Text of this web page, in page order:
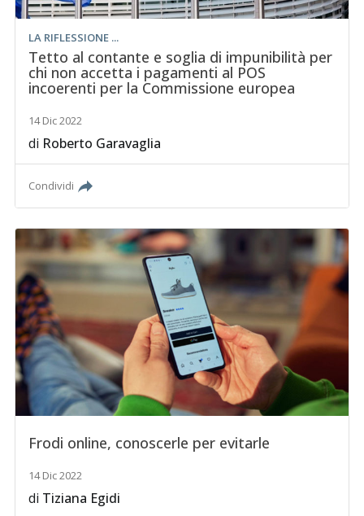
LA RIFLESSIONE ...
Tetto al contante e soglia di impunibilità per
chi non accetta i pagamenti al POS
incoerenti per la Commissione europea
14 Dic 2022
di Roberto Garavaglia
Condividi
Frodi online, conoscerle per evitarle
14 Dic 2022
di Tiziana Egidi